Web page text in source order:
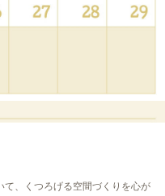
て、くつろげる空間づくりを心が